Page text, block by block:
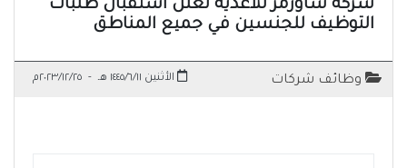
شركة شاورمر للأغذية تعلن استقبال طلبات
التوظيف للجنسين في جميع المناطق
وظائف شركات الأثنين ١٤٤٥/٦/١١ هـ - ٢٠٢٣/١٢/٢٥م